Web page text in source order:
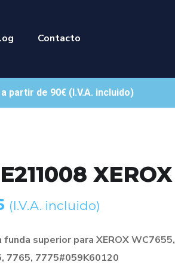
Contacto
a partir de 90€ (I.V.A. incluido)
XEROX
(I.V.A. incluido)
superior para XEROX WC7655,
7765, 7775#059K60120